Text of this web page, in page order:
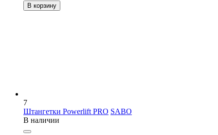
В корзину
7
Штангетки Powerlift PRO SABO
В наличии